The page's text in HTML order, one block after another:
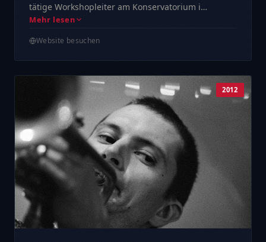
tätige Workshopleiter am Konservatorium i…
Mehr lesen
Website besuchen
2012